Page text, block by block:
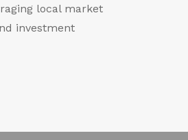
local market
investment